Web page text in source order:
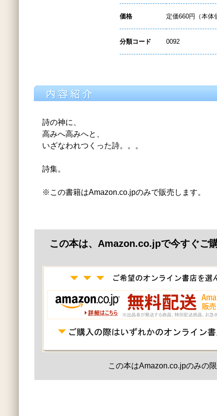
価格 定価660円（本体
分類コード 0092
詩の神に、
高みへ高みへと、
いざなわれつくった詩。。。
詩集。
※この書籍はAmazon.co.jpのみで販売します。
この本は、Amazon.co.jpで今すぐご
この本はAmazon.co.jpのみの